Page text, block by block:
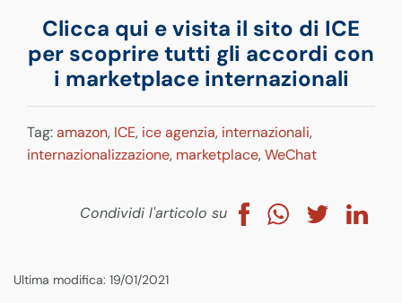
Clicca qui e visita il sito di ICE
per scoprire tutti gli accordi con
i marketplace internazionali
Tag:amazon, ICE, ice agenzia, internazionali,
internazionalizzazione, marketplace,WeChat
Condividi l'articolo su
Ultima modifica: 19/01/2021